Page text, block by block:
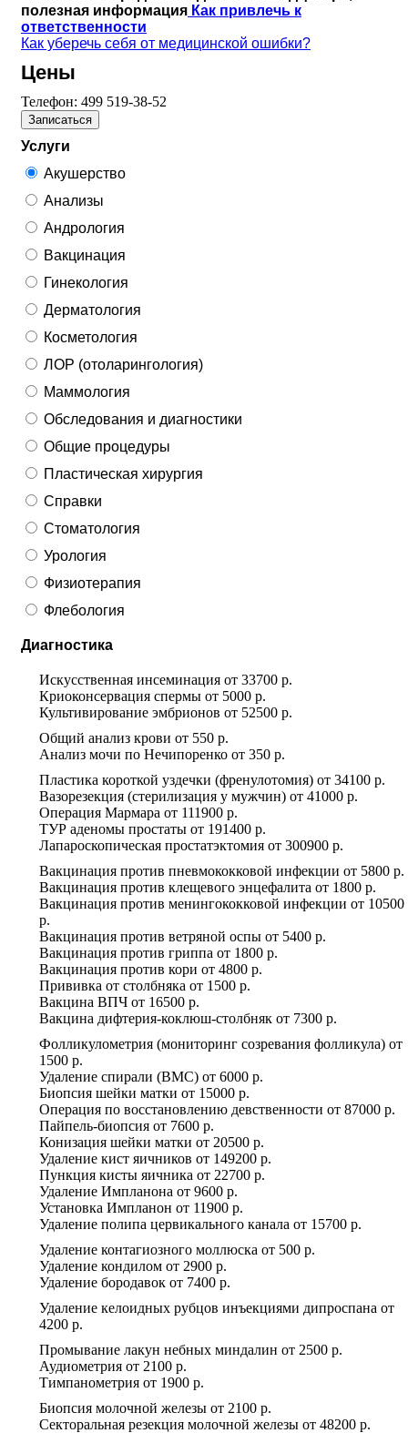
полезная информация Как привлечь к
ответственности
Как уберечь себя от медицинской ошибки?
Цены
Телефон: 499 519-38-52
Записаться
Услуги
Акушерство
Анализы
Андрология
Вакцинация
Гинекология
Дерматология
Косметология
ЛОР (отоларингология)
Маммология
Обследования и диагностики
Общие процедуры
Пластическая хирургия
Справки
Стоматология
Урология
Физиотерапия
Флебология
Диагностика
Искусственная инсеминация от 33700 р.
Криоконсервация спермы от 5000 р.
Культивирование эмбрионов от 52500 р.
Общий анализ крови от 550 р.
Анализ мочи по Нечипоренко от 350 р.
Пластика короткой уздечки (френулотомия) от 34100 р.
Вазорезекция (стерилизация у мужчин) от 41000 р.
Операция Мармара от 111900 р.
ТУР аденомы простаты от 191400 р.
Лапароскопическая простатэктомия от 300900 р.
Вакцинация против пневмококковой инфекции от 5800 р.
Вакцинация против клещевого энцефалита от 1800 р.
Вакцинация против менингококковой инфекции от 10500
р.
Вакцинация против ветряной оспы от 5400 р.
Вакцинация против гриппа от 1800 р.
Вакцинация против кори от 4800 р.
Прививка от столбняка от 1500 р.
Вакцина ВПЧ от 16500 р.
Вакцина дифтерия-коклюш-столбняк от 7300 р.
Фолликулометрия (мониторинг созревания фолликула) от
1500 р.
Удаление спирали (ВМС) от 6000 р.
Биопсия шейки матки от 15000 р.
Операция по восстановлению девственности от 87000 р.
Пайпель-биопсия от 7600 р.
Конизация шейки матки от 20500 р.
Удаление кист яичников от 149200 р.
Пункция кисты яичника от 22700 р.
Удаление Импланона от 9600 р.
Установка Импланон от 11900 р.
Удаление полипа цервикального канала от 15700 р.
Удаление контагиозного моллюска от 500 р.
Удаление кондилом от 2900 р.
Удаление бородавок от 7400 р.
Удаление келоидных рубцов инъекциями дипроспана от
4200 р.
Промывание лакун небных миндалин от 2500 р.
Аудиометрия от 2100 р.
Тимпанометрия от 1900 р.
Биопсия молочной железы от 2100 р.
Секторальная резекция молочной железы от 48200 р.